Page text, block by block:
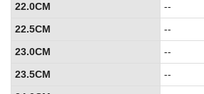
22.0CM
--
22.5CM
--
23.0CM
--
23.5CM
--